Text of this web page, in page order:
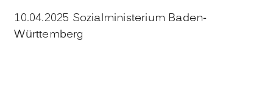
10.04.2025 Sozialministerium Baden-
Württemberg